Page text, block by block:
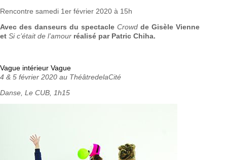
Rencontre samedi 1er février 2020 à 15h
Avec des danseurs du spectacleCrowdde Gisèle Vienne
et Si c’était de l’amour réalisé par Patric Chiha.
Vague intérieur Vague
4 & 5 février 2020 au ThéâtredelaCité
Danse, Le CUB, 1h15